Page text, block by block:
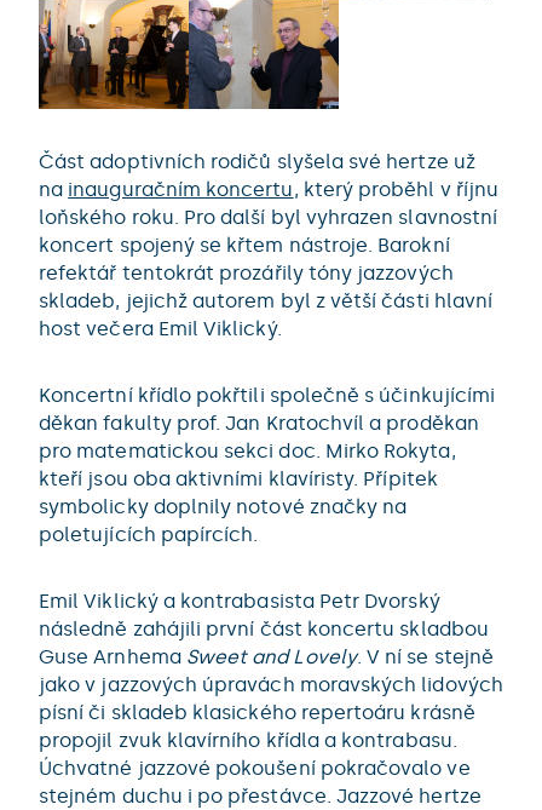
Část adoptivních rodičů slyšela své hertze už
na inauguračním koncertu, který proběhl v říjnu
loňského roku. Pro další byl vyhrazen slavnostní
koncert spojený se křtem nástroje. Barokní
refektář tentokrát prozářily tóny jazzových
skladeb, jejichž autorem byl z větší části hlavní
host večera Emil Viklický.
Koncertní křídlo pokřtili společně s účinkujícími
děkan fakulty prof. Jan Kratochvíl a proděkan
pro matematickou sekci doc. Mirko Rokyta,
kteří jsou oba aktivními klavíristy. Přípitek
symbolicky doplnily notové značky na
poletujících papírcích.
Emil Viklický a kontrabasista Petr Dvorský
následně zahájili první část koncertu skladbou
Guse Arnhema Sweet and Lovely. V ní se stejně
jako v jazzových úpravách moravských lidových
písní či skladeb klasického repertoáru krásně
propojil zvuk klavírního křídla a kontrabasu.
Úchvatné jazzové pokoušení pokračovalo ve
stejném duchu i po přestávce. Jazzové hertze